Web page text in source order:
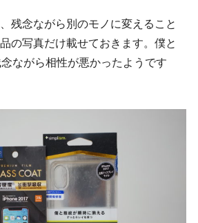
残念ながら別のモノに変えること
の写真だけ載せておきます。僕と
ながら相性が悪かったようです